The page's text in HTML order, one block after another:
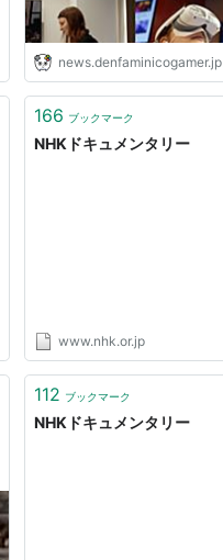
news.denfaminicogamer.jp
166 ブックマーク
NHKドキュメンタリー
www.nhk.or.jp
112 ブックマーク
NHKドキュメンタリー